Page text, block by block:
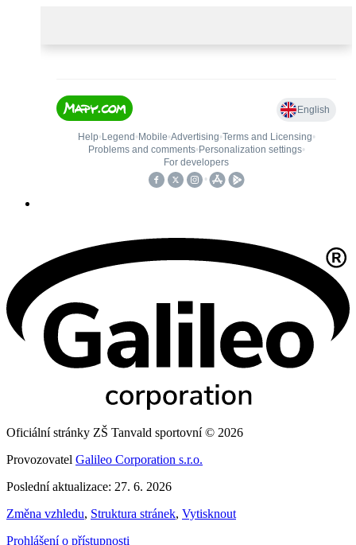
Oficiální stránky ZŠ Tanvald sportovní © 2026
Provozovatel Galileo Corporation s.r.o.
Poslední aktualizace: 27. 6. 2026
Změna vzhledu, Struktura stránek, Vytisknout
Prohlášení o přístupnosti